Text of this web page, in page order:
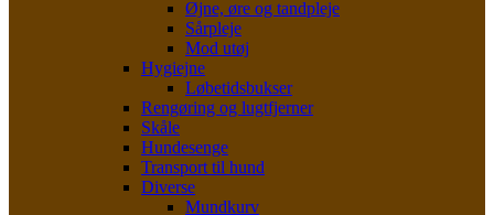
Øjne, øre og tandpleje
Sårpleje
Mod utøj
Hygiejne
Løbetidsbukser
Rengøring og lugtfjerner
Skåle
Hundesenge
Transport til hund
Diverse
Mundkurv